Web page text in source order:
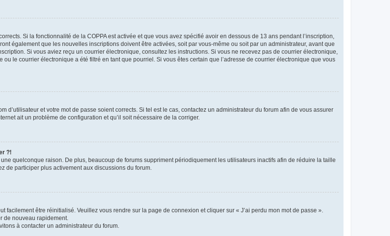
Si la fonctionnalité de la COPPA est activée et que vous avez spécifié avoir en dessous de 13 ans pendant l’inscription,
également que les nouvelles inscriptions doivent être activées, soit par vous-même ou soit par un administrateur, avant que
Si vous aviez reçu un courrier électronique, consultez les instructions. Si vous ne recevez pas de courrier électronique,
le courrier électronique a été filtré en tant que pourriel. Si vous êtes certain que l’adresse de courrier électronique que vous
d’utilisateur et votre mot de passe soient corrects. Si tel est le cas, contactez un administrateur du forum afin de vous assurer
ait un problème de configuration et qu’il soit nécessaire de la corriger.
?!
quelconque raison. De plus, beaucoup de forums suppriment périodiquement les utilisateurs inactifs afin de réduire la taille
de participer plus activement aux discussions du forum.
être réinitialisé. Veuillez vous rendre sur la page de connexion et cliquer sur « J’ai perdu mon mot de passe ».
de nouveau rapidement.
à contacter un administrateur du forum.